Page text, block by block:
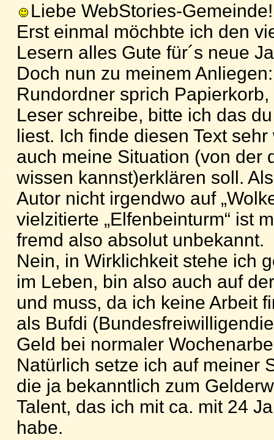
Liebe WebStories-Gemeinde!
Erst einmal möchbte ich den
Lesern alles Gute für´s neue
Doch nun zu meinem
Rundordner sprich
Leser schreibe, bitte ich das
liest. Ich finde diesen Text
auch meine Situation (von der
wissen kannst)erklären soll.
Autor nicht irgendwo auf
vielzitierte „Elfenbeinturm“ ist
fremd also absolut unbekannt.
Nein, in Wirklichkeit stehe ich
im Leben, bin also auch auf
und muss, da ich keine Arbeit
als Bufdi
Geld bei normaler
Natürlich setze ich auf meiner
die ja bekanntlich zum
Talent, das ich mit ca. mit 24
habe.